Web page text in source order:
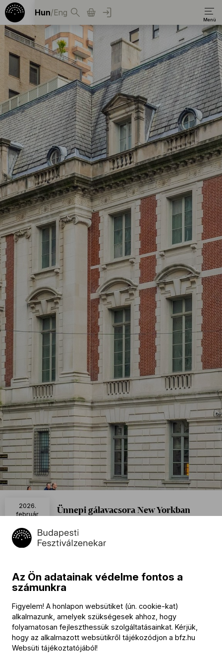
Hun/Eng
Ünnepi gálavacsora New Yorkban
Café Sabarsky, Neue Galerie
2026.
február
9
18:30
Program
Fischer Ivánköszöntője
Magyar népzene
Budapesti Fesztiválzenekar művészeinek előadásában
Az Ön adatainak védelme fontos a
számunkra
Figyelem! A honlapon websütiket (ún. cookie-kat)
alkalmazunk, amelyek szükségesek ahhoz, hogy
folyamatosan fejleszthessük szolgáltatásainkat. Kérjük,
hogy az alkalmazott websütikről tájékozódjon a bfz.hu
Websüti tájékoztatójából!